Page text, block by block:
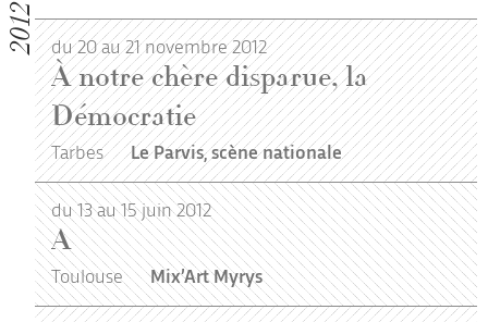
2012 du 20 au 21 novembre 2012
À notre chère disparue, la
Démocratie
Tarbes Le Parvis, scène nationale
du 13 au 15 juin 2012
A
Toulouse Mix’Art Myrys